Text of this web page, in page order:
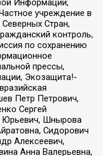
Информации,
учреждение в
Стран,
контроль,
по сохранению
прессы,
Экозащита!-
Петр Петрович,
Сергей
Юрьевич, Шнырова
Сидорович
Алексеевич,
Анна Валерьевна,